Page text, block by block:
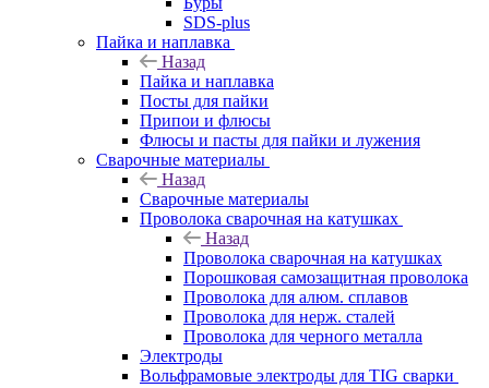
SDS-plus
Пайка и наплавка
Назад
Пайка и наплавка
Посты для пайки
Припои и флюсы
Флюсы и пасты для пайки и лужения
Сварочные материалы
Назад
Сварочные материалы
Проволока сварочная на катушках
Назад
Проволока сварочная на катушках
Порошковая самозащитная проволока
Проволока для алюм. сплавов
Проволока для нерж. сталей
Проволока для черного металла
Электроды
Вольфрамовые электроды для TIG сварки